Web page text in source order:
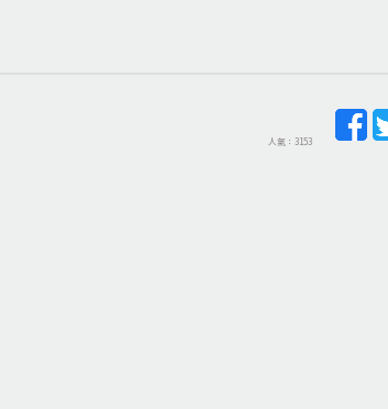
人氣：3153